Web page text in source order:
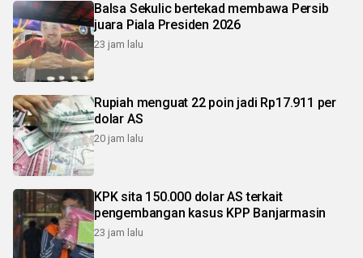
Balsa Sekulic bertekad membawa Persib
juara Piala Presiden 2026
23 jam lalu
Rupiah menguat 22 poin jadi Rp17.911 per
dolar AS
20 jam lalu
KPK sita 150.000 dolar AS terkait
pengembangan kasus KPP Banjarmasin
23 jam lalu